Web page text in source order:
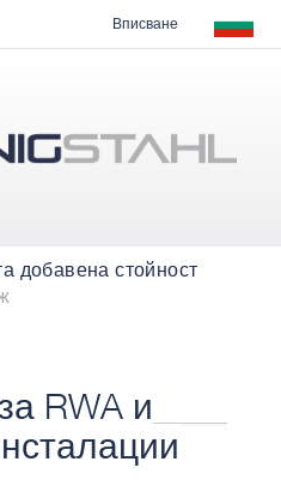
Вписване
добавена стойност
RWA и